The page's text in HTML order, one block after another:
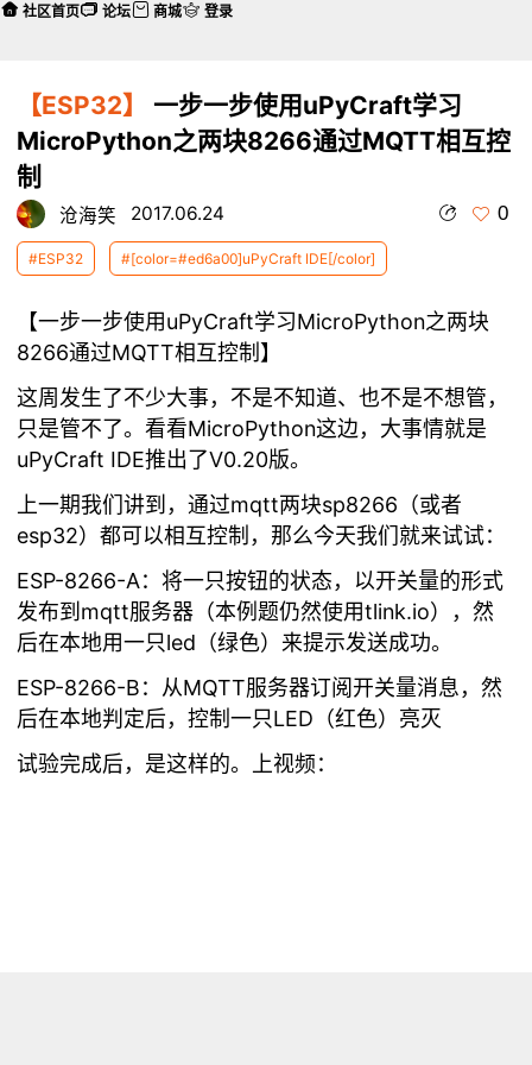
【ESP32】
一步一步使用uPyCraft学习
MicroPython之两块8266通过MQTT相互控
制
沧海笑 2017.06.24 0
#ESP32 #[color=#ed6a00]uPyCraft IDE[/color]
【一步一步使用uPyCraft学习MicroPython之两块
8266通过MQTT相互控制】
这周发生了不少大事，不是不知道、也不是不想管，
只是管不了。看看MicroPython这边，大事情就是
uPyCraft IDE推出了V0.20版。
上一期我们讲到，通过mqtt两块sp8266（或者
esp32）都可以相互控制，那么今天我们就来试试：
ESP-8266-A：将一只按钮的状态，以开关量的形式
发布到mqtt服务器（本例题仍然使用tlink.io），然
后在本地用一只led（绿色）来提示发送成功。
ESP-8266-B：从MQTT服务器订阅开关量消息，然
后在本地判定后，控制一只LED（红色）亮灭
试验完成后，是这样的。上视频：
社区首页 论坛 商城 登录